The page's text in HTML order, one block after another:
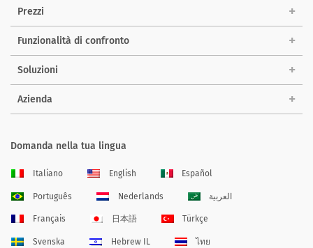
Prezzi
Funzionalità di confronto
Soluzioni
Azienda
Domanda nella tua lingua
Italiano English Español
Português Nederlands العربية
Français 日本語 Türkçe
Svenska Hebrew IL ไทย